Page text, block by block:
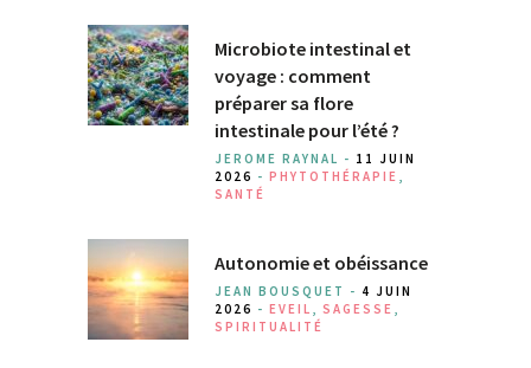
Microbiote intestinal et
voyage : comment
préparer sa flore
intestinale pour l’été ?
JEROME RAYNAL - 11 JUIN
2026 - PHYTOTHÉRAPIE ,
SANTÉ
Autonomie et obéissance
JEAN BOUSQUET - 4 JUIN
2026 - EVEIL , SAGESSE ,
SPIRITUALITÉ